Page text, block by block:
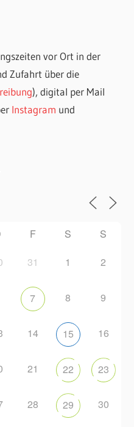
vor Ort in der
Zufahrt über die
), digital per Mail
Instagram und
F S S
31 1 2
7 8 9
14 15 16
21 22 23
28 29 30